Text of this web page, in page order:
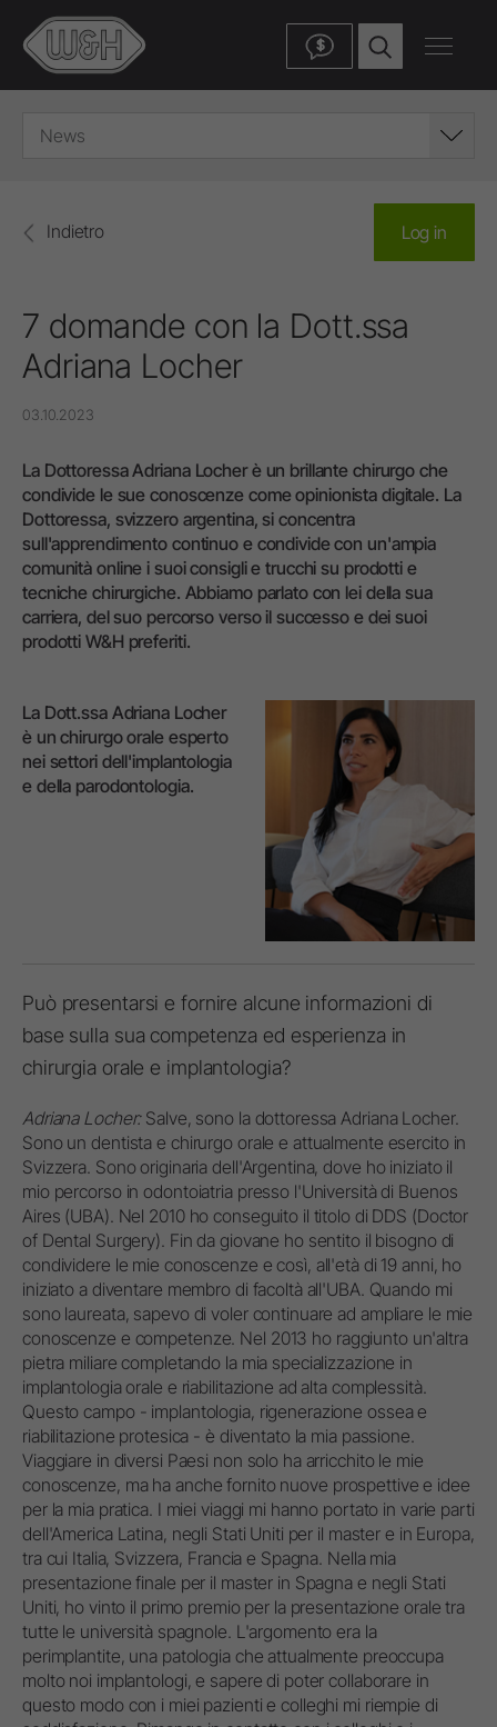
$
News
Indietro Log in
7 domande con la Dott.ssa
Adriana Locher
03.10.2023
La Dottoressa Adriana Locher è un brillante chirurgo che
condivide le sue conoscenze come opinionista digitale. La
Dottoressa, svizzero argentina, si concentra
sull'apprendimento continuo e condivide con un'ampia
comunità online i suoi consigli e trucchi su prodotti e
tecniche chirurgiche. Abbiamo parlato con lei della sua
carriera, del suo percorso verso il successo e dei suoi
prodotti W&H preferiti.
La Dott.ssa Adriana Locher
è un chirurgo orale esperto
nei settori dell'implantologia
e della parodontologia.
Può presentarsi e fornire alcune informazioni di
base sulla sua competenza ed esperienza in
chirurgia orale e implantologia?
Adriana Locher:Salve, sono la dottoressa Adriana Locher.
Sono un dentista e chirurgo orale e attualmente esercito in
Svizzera. Sono originaria dell'Argentina, dove ho iniziato il
mio percorso in odontoiatria presso l'Università di Buenos
Aires (UBA). Nel 2010 ho conseguito il titolo di DDS (Doctor
of Dental Surgery). Fin da giovane ho sentito il bisogno di
condividere le mie conoscenze e così, all'età di 19 anni, ho
iniziato a diventare membro di facoltà all'UBA. Quando mi
sono laureata, sapevo di voler continuare ad ampliare le mie
conoscenze e competenze. Nel 2013 ho raggiunto un'altra
pietra miliare completando la mia specializzazione in
implantologia orale e riabilitazione ad alta complessità.
Questo campo - implantologia, rigenerazione ossea e
riabilitazione protesica - è diventato la mia passione.
Viaggiare in diversi Paesi non solo ha arricchito le mie
conoscenze, ma ha anche fornito nuove prospettive e idee
per la mia pratica. I miei viaggi mi hanno portato in varie parti
dell'America Latina, negli Stati Uniti per il master e in Europa,
tra cui Italia, Svizzera, Francia e Spagna. Nella mia
presentazione finale per il master in Spagna e negli Stati
Uniti, ho vinto il primo premio per la presentazione orale tra
tutte le università spagnole. L'argomento era la
perimplantite, una patologia che attualmente preoccupa
molto noi implantologi, e sapere di poter collaborare in
questo modo con i miei pazienti e colleghi mi riempie di